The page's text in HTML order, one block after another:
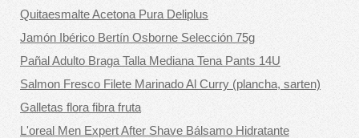
Quitaesmalte Acetona Pura Deliplus
Jamón Ibérico Bertín Osborne Selección 75g
Pañal Adulto Braga Talla Mediana Tena Pants 14U
Salmon Fresco Filete Marinado Al Curry (plancha, sarten)
Galletas flora fibra fruta
L'oreal Men Expert After Shave Bálsamo Hidratante